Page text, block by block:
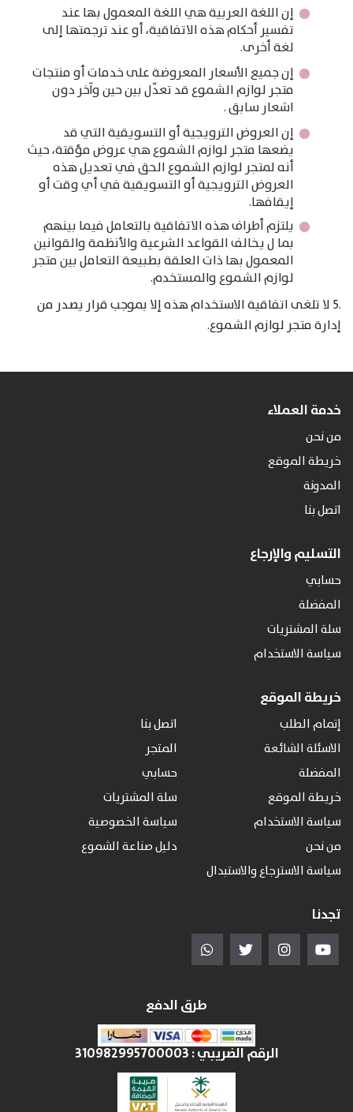
إن اللغة العربية هي اللغة المعمول بها عند
تفسير أحكام هذه الاتفاقية، أو عند ترجمتها إلى
لغة أخرى.
إن جميع الأسعار المعروضة على خدمات أو منتجات
متجر لوازم الشموع قد تعدّل بين حين وآخر دون
اشعار سابق .
إن العروض الترويجية أو التسويقية التي قد
يضعها متجر لوازم الشموع هي عروض مؤقتة، حيث
أنه لمتجر لوازم الشموع الحق في تعديل هذه
العروض الترويجية أو التسويقية في أي وقت أو
إيقافها.
يلتزم أطراف هذه الاتفاقية بالتعامل فيما بينهم
بما ل يخالف القواعد الشرعية والأنظمة والقوانين
المعمول بها ذات العلقة بطبيعة التعامل بين متجر
لوازم الشموع والمستخدم.
.5 لا تلغى اتفاقية الاستخدام هذه إلا بموجب قرار يصدر من
إدارة متجر لوازم الشموع.
خدمة العملاء
من نحن
خريطة الموقع
المدونة
اتصل بنا
التسليم والإرجاع
حسابي
المفضلة
سلة المشتريات
سياسة الاستخدام
خريطة الموقع
إتمام الطلب
اتصل بنا
الاسئلة الشائعة
المتجر
المفضلة
حسابي
خريطة الموقع
سلة المشتريات
سياسة الاستخدام
سياسة الخصوصية
من نحن
دليل صناعة الشموع
سياسة الاسترجاع والاستبدال
تجدنا
طرق الدفع
الرقم الضريبي :310982995700003